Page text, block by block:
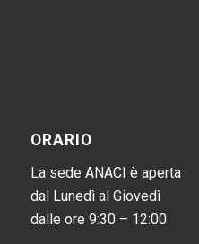
ORARIO
La sede ANACI è aperta
dal Lunedì al Giovedì
dalle ore 9:30 – 12:00